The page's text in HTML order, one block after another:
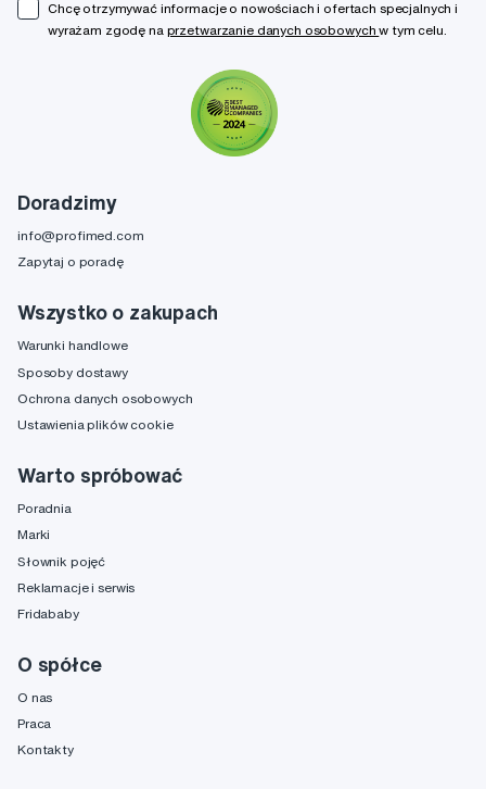
Doradzimy
info@profimed.com
Zapytaj o poradę
Wszystko o zakupach
Warunki handlowe
Sposoby dostawy
Ochrona danych osobowych
Ustawienia plików cookie
Warto spróbować
Poradnia
Marki
Słownik pojęć
Reklamacje i serwis
Fridababy
O spółce
O nas
Praca
Kontakty
Chcę otrzymywać informacje o nowościach i ofertach specjalnych i
wyrażam zgodę na przetwarzanie danych osobowychw tym celu.